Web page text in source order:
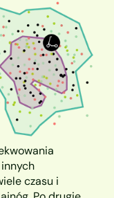
czasu i